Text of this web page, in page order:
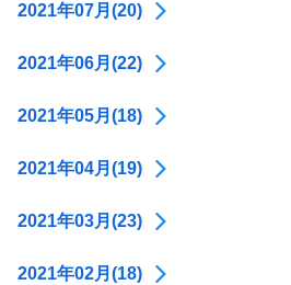
2021年07月(20)
2021年06月(22)
2021年05月(18)
2021年04月(19)
2021年03月(23)
2021年02月(18)